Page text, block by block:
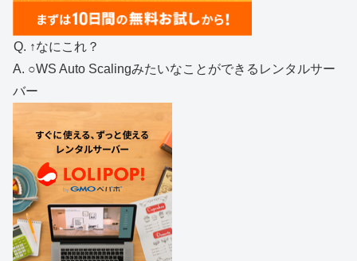
Q. ↑なにこれ？
A. ○WS Auto Scalingみたいなことができるレンタルサー
バー